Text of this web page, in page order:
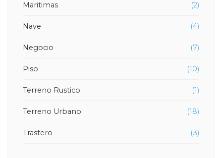
Maritimas (2)
Nave (4)
Negocio (7)
Piso (10)
Terreno Rustico (1)
Terreno Urbano (18)
Trastero (3)